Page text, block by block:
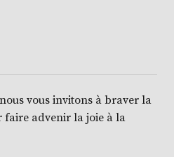
vous invitons à braver la
advenir la joie à la